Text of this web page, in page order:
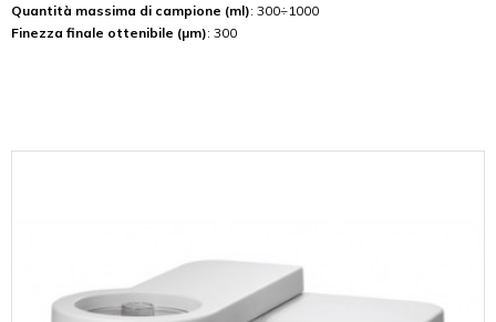
Quantità massima di campione (ml): 300÷1000
Finezza finale ottenibile (µm): 300